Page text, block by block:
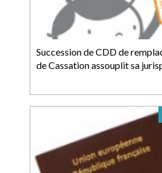
Succession de CDD de
de Cassation assouplit sa